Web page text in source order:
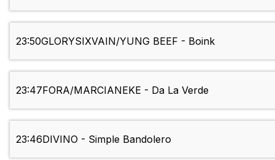
23:50GLORYSIXVAIN/YUNG BEEF - Boink
23:47FORA/MARCIANEKE - Da La Verde
23:46DIVINO - Simple Bandolero